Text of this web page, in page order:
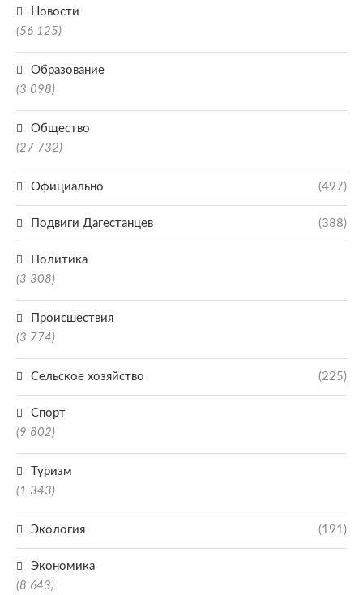
Новости
(56 125)
Образование
(3 098)
Общество
(27 732)
Официально (497)
Подвиги Дагестанцев (388)
Политика
(3 308)
Происшествия
(3 774)
Сельское хозяйство (225)
Спорт
(9 802)
Туризм
(1 343)
Экология (191)
Экономика
(8 643)